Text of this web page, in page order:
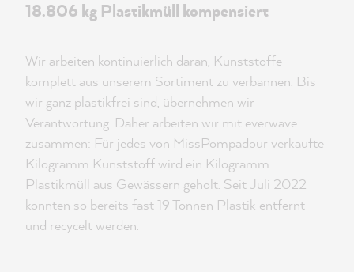
18.806 kg Plastikmüll kompensiert
Wir arbeiten kontinuierlich daran, Kunststoffe
komplett aus unserem Sortiment zu verbannen. Bis
wir ganz plastikfrei sind, übernehmen wir
Verantwortung. Daher arbeiten wir mit everwave
zusammen: Für jedes von MissPompadour verkaufte
Kilogramm Kunststoff wird ein Kilogramm
Plastikmüll aus Gewässern geholt. Seit Juli 2022
konnten so bereits fast 19 Tonnen Plastik entfernt
und recycelt werden.